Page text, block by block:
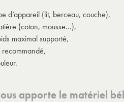
d’appareil (lit, berceau, couche),
(coton, mousse…),
maximal supporté,
recommandé,
apporte le matériel